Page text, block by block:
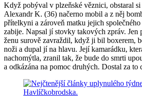
Když pobýval v plzeňské věznici, obstaral
Alexandr K. (36) načerno mobil a z něj
přítelkyni a zároveň matku jejich
zabije. Napsal jí stovky takových zpráv. Jen
ženu surově zavraždil, když ji bil boxerem,
noži a dupal jí na hlavu. Její kamarádku,
nachomýtla, zranil tak, že bude do smrti
a odkázána na pomoc druhých. Dostal za to